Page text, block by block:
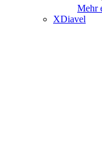
Mehr
XDiavel